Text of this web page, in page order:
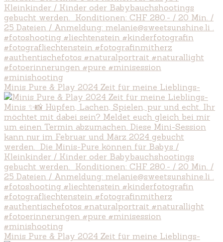
Minis Pure & Play 2024 Zeit für meine Lieblings-
Minis Pure & Play 2024 Zeit für meine Lieblings-